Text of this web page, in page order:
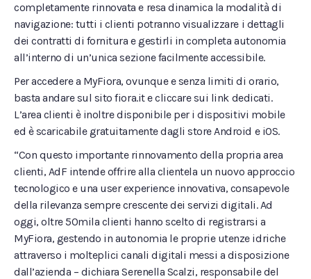
completamente rinnovata e resa dinamica la modalità di
navigazione: tutti i clienti potranno visualizzare i dettagli
dei contratti di fornitura e gestirli in completa autonomia
all’interno di un’unica sezione facilmente accessibile.
Per accedere a MyFiora, ovunque e senza limiti di orario,
basta andare sul sito fiora.it e cliccare sui link dedicati.
L’area clienti è inoltre disponibile per i dispositivi mobile
ed è scaricabile gratuitamente dagli store Android e iOS.
“Con questo importante rinnovamento della propria area
clienti, AdF intende offrire alla clientela un nuovo approccio
tecnologico e una user experience innovativa, consapevole
della rilevanza sempre crescente dei servizi digitali. Ad
oggi, oltre 50mila clienti hanno scelto di registrarsi a
MyFiora, gestendo in autonomia le proprie utenze idriche
attraverso i molteplici canali digitali messi a disposizione
dall’azienda – dichiara Serenella Scalzi, responsabile del